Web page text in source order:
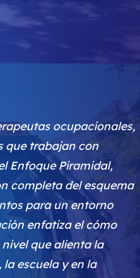
ocupacionales,
que trabajan con
Enfoque Piramidal,
completa del esquema
para un entorno
enfatiza el cómo
que alienta la
escuela y en la